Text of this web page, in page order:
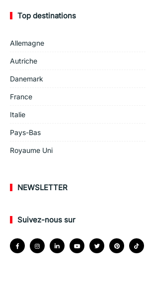
Top destinations
Allemagne
Autriche
Danemark
France
Italie
Pays-Bas
Royaume Uni
NEWSLETTER
Suivez-nous sur